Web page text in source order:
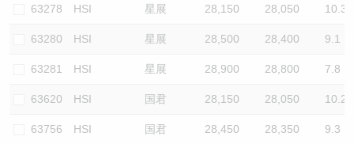
63278 HSI 星展 28,150 28,050 10.3
63280 HSI 星展 28,500 28,400 9.1
63281 HSI 星展 28,900 28,800 7.8
63620 HSI 国君 28,150 28,050 10.2
63756 HSI 国君 28,450 28,350 9.3